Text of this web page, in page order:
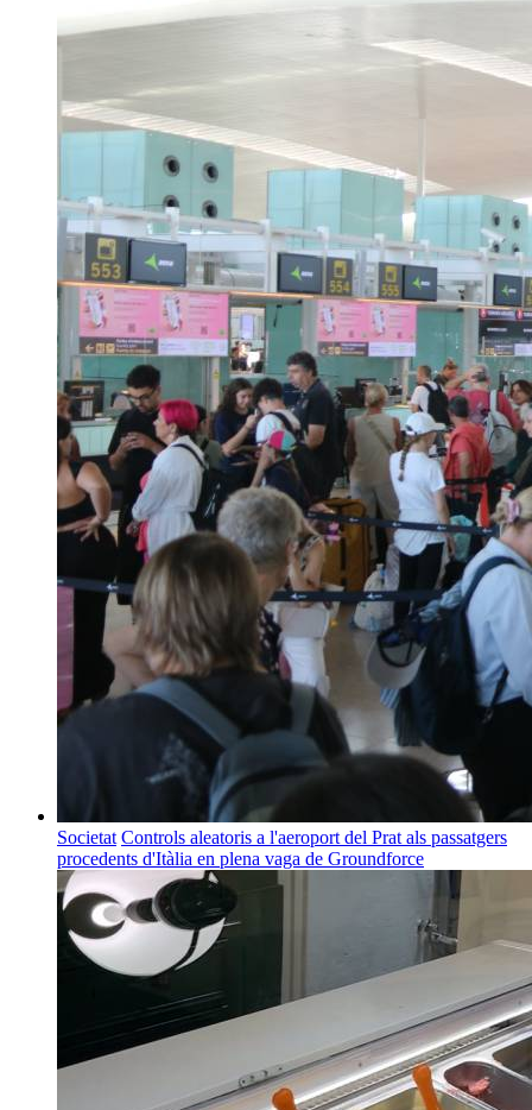
Societat Controls aleatoris a l'aeroport del Prat als passatgers
procedents d'Itàlia en plena vaga de Groundforce